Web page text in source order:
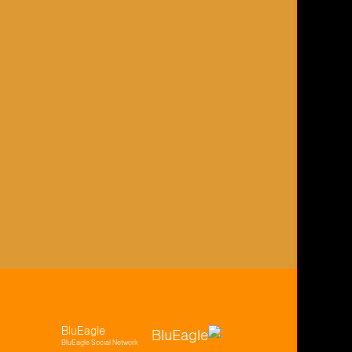
BluEagle
BluEagle Social Network